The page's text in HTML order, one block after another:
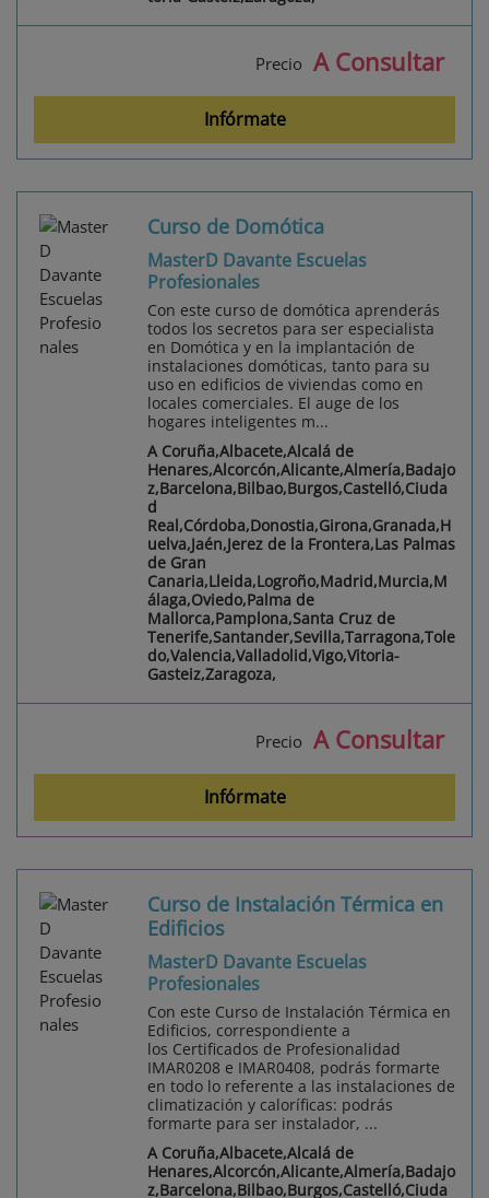
Precio A Consultar
Infórmate
Curso de Domótica
MasterD Davante Escuelas
Profesionales
Con este curso de domótica aprenderás
todos los secretos para ser especialista
en Domótica y en la implantación de
instalaciones domóticas, tanto para su
uso en edificios de viviendas como en
locales comerciales. El auge de los
hogares inteligentes m...
A Coruña,Albacete,Alcalá de
Henares,Alcorcón,Alicante,Almería,Badajo
z,Barcelona,Bilbao,Burgos,Castelló,Ciuda
d
Real,Córdoba,Donostia,Girona,Granada,H
uelva,Jaén,Jerez de la Frontera,Las Palmas
de Gran
Canaria,Lleida,Logroño,Madrid,Murcia,M
álaga,Oviedo,Palma de
Mallorca,Pamplona,Santa Cruz de
Tenerife,Santander,Sevilla,Tarragona,Tole
do,Valencia,Valladolid,Vigo,Vitoria-
Gasteiz,Zaragoza,
Precio A Consultar
Infórmate
Curso de Instalación Térmica en
Edificios
MasterD Davante Escuelas
Profesionales
Con este Curso de Instalación Térmica en
Edificios, correspondiente a
los Certificados de Profesionalidad
IMAR0208 e IMAR0408, podrás formarte
en todo lo referente a las instalaciones de
climatización y caloríficas: podrás
formarte para ser instalador, ...
A Coruña,Albacete,Alcalá de
Henares,Alcorcón,Alicante,Almería,Badajo
z,Barcelona,Bilbao,Burgos,Castelló,Ciuda